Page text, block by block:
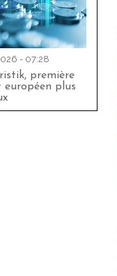
- 07:28
première
plus